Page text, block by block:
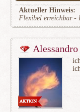
Aktueller Hinweis:
Flexibel erreichbar -
Alessandro